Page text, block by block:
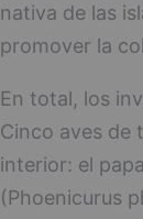
nativa de las
promover la
En total, los
Cinco aves de
interior: el
(Phoenicurus